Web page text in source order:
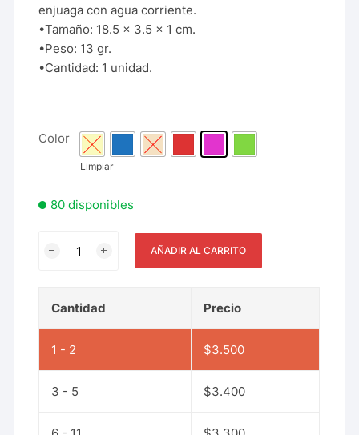
enjuaga con agua corriente.
•Tamaño: 18.5 x 3.5 x 1 cm.
•Peso: 13 gr.
•Cantidad: 1 unidad.
Color
Limpiar
80 disponibles
AÑADIR AL CARRITO
Cantidad Precio
1 - 2 $3.500
3 - 5 $3.400